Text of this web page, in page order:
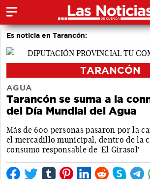
Es noticia en Tarancón:
TARANCÓN
AGUA
Tarancón se suma a la
del Día Mundial del Agua
Más de 600 personas pasaron por la
el mercadillo municipal, dentro de la
consumo responsable de 'El Girasol'